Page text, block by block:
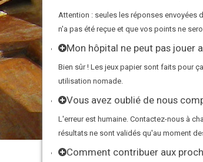
Attention : seules les réponses envoyées
n'a pas été reçue et que vos points ne
Mon hôpital ne peut pas jouer
Bien sûr ! Les jeux papier sont faits pour
utilisation nomade.
Vous avez oublié de nous
L'erreur est humaine. Contactez-nous à
résultats ne sont validés qu'au moment
Comment contribuer aux